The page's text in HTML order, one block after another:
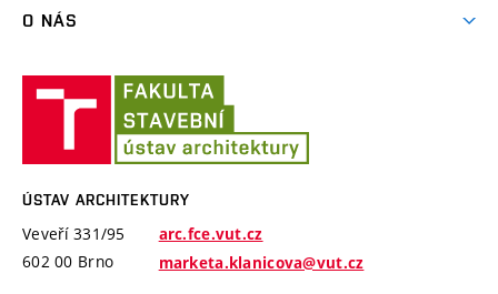
Příručka prváka
Modelářská dílna
Plenéry
ARC Siola
Cena Arnošta Wiesnera
Konference Krajina Sídla Památky
O NÁS
Ateliéry a pracoviště
Historie ústavu
Absolventi
Úspěchy
ÚSTAV ARCHITEKTURY
Veveří 331/95
602 00 Brno
arc.fce.vut.cz
marketa.klanicova@vut.cz